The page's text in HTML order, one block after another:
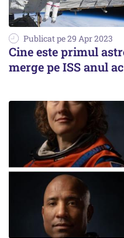
Publicat pe 29 Apr 2023
Cine este primul
merge pe ISS anul